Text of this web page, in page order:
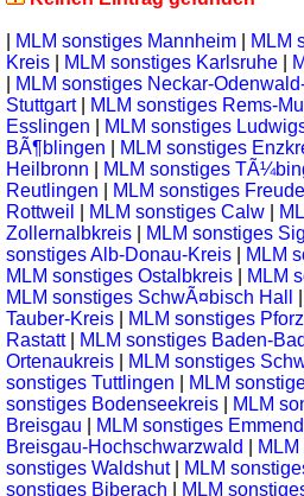
MLM sonstiges Mannheim
MLM
Kreis
MLM sonstiges Karlsruhe
MLM sonstiges Neckar-
Stuttgart| MLM sonstiges Rems-
Esslingen
MLM sonstiges
BÃ¶blingen
MLM sonstiges
Heilbronn
MLM sonstiges
Reutlingen
MLM sonstiges
Rottweil
MLM sonstiges Calw
Zollernalbkreis
MLM sonstiges
sonstiges Alb-Donau-Kreis
MLM
MLM sonstiges Ostalbkreis
MLM
MLM sonstiges SchwÃ¤bisch Hall
Tauber-Kreis
MLM sonstiges
Rastatt| MLM sonstiges Baden-
Ortenaukreis
MLM sonstiges
sonstiges Tuttlingen
MLM
sonstiges Bodenseekreis
MLM
Breisgau
MLM sonstiges
Breisgau-Hochschwarzwald
sonstiges Waldshut| MLM
sonstiges Biberach
MLM